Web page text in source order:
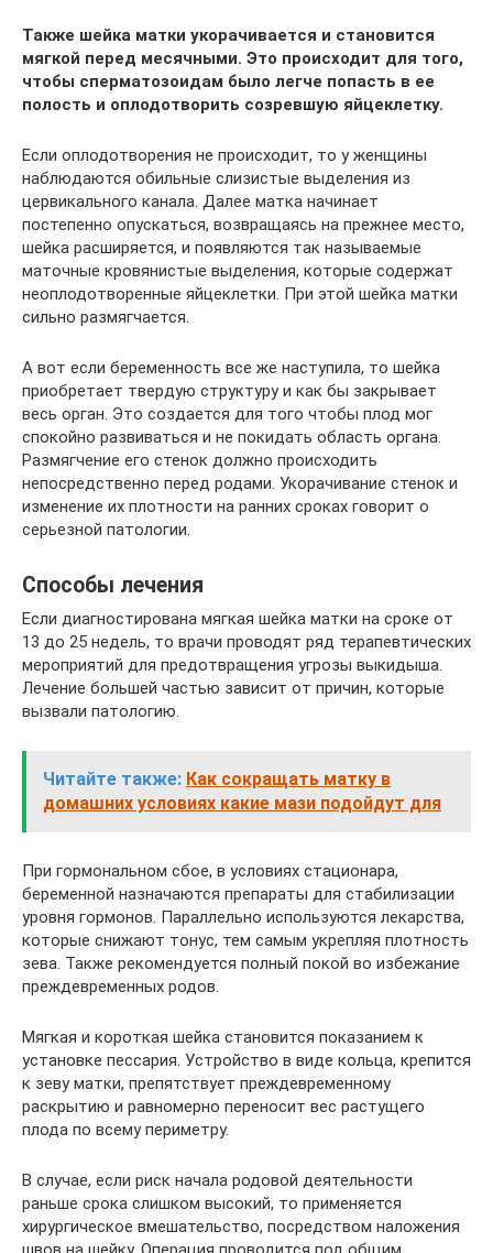
Также шейка матки укорачивается и становится
мягкой перед месячными. Это происходит для того,
чтобы сперматозоидам было легче попасть в ее
полость и оплодотворить созревшую яйцеклетку.
Если оплодотворения не происходит, то у женщины
наблюдаются обильные слизистые выделения из
цервикального канала. Далее матка начинает
постепенно опускаться, возвращаясь на прежнее место,
шейка расширяется, и появляются так называемые
маточные кровянистые выделения, которые содержат
неоплодотворенные яйцеклетки. При этой шейка матки
сильно размягчается.
А вот если беременность все же наступила, то шейка
приобретает твердую структуру и как бы закрывает
весь орган. Это создается для того чтобы плод мог
спокойно развиваться и не покидать область органа.
Размягчение его стенок должно происходить
непосредственно перед родами. Укорачивание стенок и
изменение их плотности на ранних сроках говорит о
серьезной патологии.
Способы лечения
Если диагностирована мягкая шейка матки на сроке от
13 до 25 недель, то врачи проводят ряд терапевтических
мероприятий для предотвращения угрозы выкидыша.
Лечение большей частью зависит от причин, которые
вызвали патологию.
Читайте также: Как сокращать матку в
домашних условиях какие мази подойдут для
При гормональном сбое, в условиях стационара,
беременной назначаются препараты для стабилизации
уровня гормонов. Параллельно используются лекарства,
которые снижают тонус, тем самым укрепляя плотность
зева. Также рекомендуется полный покой во избежание
преждевременных родов.
Мягкая и короткая шейка становится показанием к
установке пессария. Устройство в виде кольца, крепится
к зеву матки, препятствует преждевременному
раскрытию и равномерно переносит вес растущего
плода по всему периметру.
В случае, если риск начала родовой деятельности
раньше срока слишком высокий, то применяется
хирургическое вмешательство, посредством наложения